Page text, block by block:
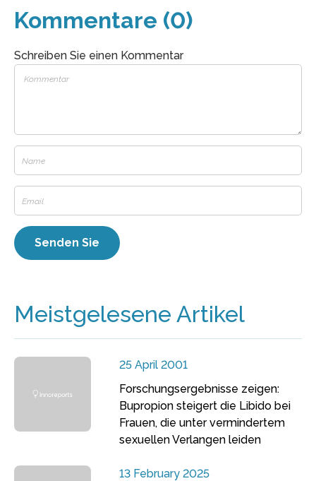
Kommentare (0)
Schreiben Sie einen Kommentar
Meistgelesene Artikel
25 April 2001
Forschungsergebnisse zeigen:
Bupropion steigert die Libido bei
Frauen, die unter vermindertem
sexuellen Verlangen leiden
13 February 2025